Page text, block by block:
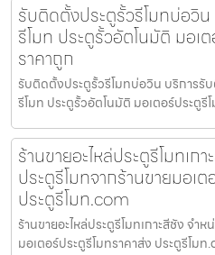
รับติดตั้งประตูรั้วรีโมทบ่อวิ
รีโมท ประตูรั้วอัตโนมัติ มอเ
ราคาถูก
รับติดตั้งประตูรั้วรีโมทบ่อวิน บริการรั
รีโมท ประตูรั้วอัตโนมัติ มอเตอร์ประตูรี
ร้านขายอะไหล่ประตูรีโมทเก
ประตูรีโมทจากร้านขายมอเ
ประตูรีโมท.com
ร้านขายอะไหล่ประตูรีโมทเกาะสีชัง จำ
มอเตอร์ประตูรีโมทราคาส่ง ประตูรีโม